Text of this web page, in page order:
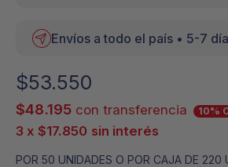
Envíos a todo el país • 5-7
$53.550
$48.195 con transferencia 10%
3 x $17.850 sin interés
POR 50 UNIDADES O POR CAJA DE 220